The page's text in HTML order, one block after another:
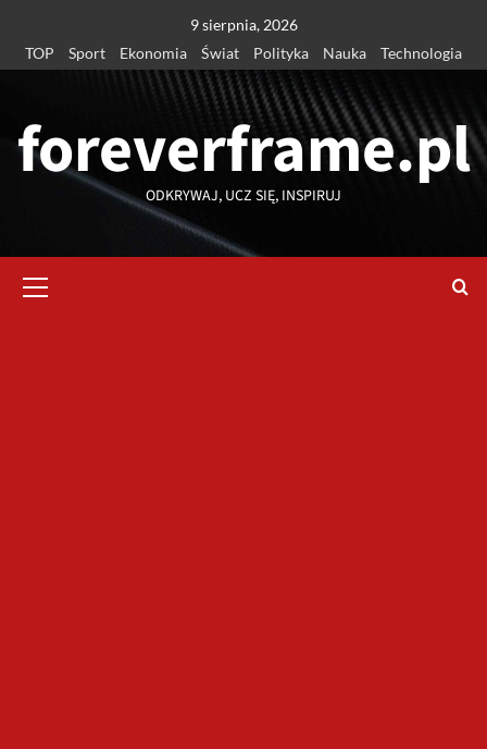
treści
9 sierpnia, 2026
TOP
Sport Ekonomia Świat Polityka Nauka Technologia
foreverframe.pl
ODKRYWAJ, UCZ SIĘ, INSPIRUJ
główne